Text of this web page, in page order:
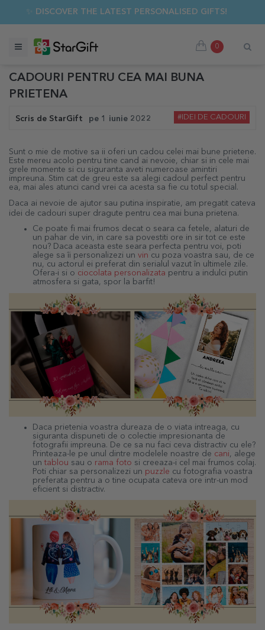
✨ DISCOVER THE LATEST PERSONALISED GIFTS!
0
CADOURI PENTRU CEA MAI BUNA
PRIETENA
Scris de StarGift pe 1 iunie 2022 #IDEI DE CADOURI
Sunt o mie de motive sa ii oferi un cadou celei mai bune prietene.
Este mereu acolo pentru tine cand ai nevoie, chiar si in cele mai
grele momente si cu siguranta aveti numeroase amintiri
impreuna. Stim cat de greu este sa alegi cadoul perfect pentru
ea, mai ales atunci cand vrei ca acesta sa fie cu totul special.
Daca ai nevoie de ajutor sau putina inspiratie, am pregatit cateva
idei de cadouri super dragute pentru cea mai buna prietena.
Ce poate fi mai frumos decat o seara ca fetele, alaturi de
un pahar de vin, in care sa povestiti ore in sir tot ce este
nou? Daca aceasta este seara perfecta pentru voi, poti
alege sa îi personalizezi un vin cu poza voastra sau, de ce
nu, cu actorul ei preferat din serialul vazut în ultimele zile.
Ofera-i si o ciocolata personalizata pentru a indulci putin
atmosfera si gata, spor la barfit!
Daca prietenia voastra dureaza de o viata intreaga, cu
siguranta dispuneti de o colectie impresionanta de
fotografii impreuna. De ce sa nu faci ceva distractiv cu ele?
Printeaza-le pe unul dintre modelele noastre de cani , alege
untablou sau o rama foto si creeaza-i cel mai frumos colaj.
Poti chiar sa personalizezi un puzzle cu fotografia voastra
preferata pentru a o tine ocupata cateva ore intr-un mod
eficient si distractiv.